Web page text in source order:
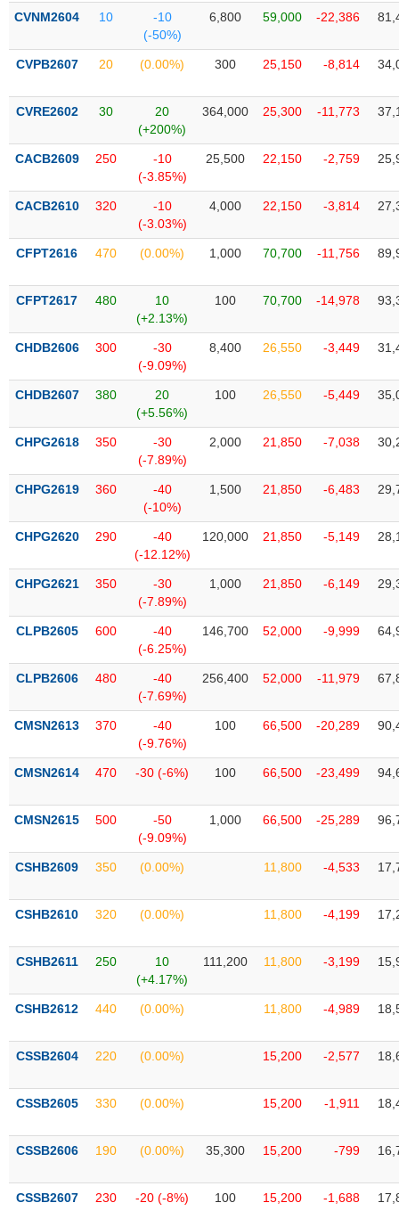
liệu
Tâm
lý
trường
CVNM2604 10
-10
(-50%)
6,800 59,000 -22,386
CVPB2607 20 (0.00%) 300 25,150 -8,814
CVRE2602 30
20
(+200%)
364,000 25,300 -11,773
CACB2609 250
-10
(-3.85%)
25,500 22,150 -2,759
CACB2610 320
-10
(-3.03%)
4,000 22,150 -3,814
CFPT2616 470 (0.00%) 1,000 70,700 -11,756
CFPT2617 480
10
(+2.13%)
100 70,700 -14,978
CHDB2606 300
-30
(-9.09%)
8,400 26,550 -3,449
CHDB2607 380
20
(+5.56%)
100 26,550 -5,449
CHPG2618 350
-30
(-7.89%)
2,000 21,850 -7,038
CHPG2619 360
-40
(-10%)
1,500 21,850 -6,483
CHPG2620 290
-40
(-12.12%)
120,000 21,850 -5,149
CHPG2621 350
-30
(-7.89%)
1,000 21,850 -6,149
CLPB2605 600
-40
(-6.25%)
146,700 52,000 -9,999
CLPB2606 480
-40
(-7.69%)
256,400 52,000 -11,979
CMSN2613 370
-40
(-9.76%)
100 66,500 -20,289
CMSN2614 470 -30 (-6%) 100 66,500 -23,499
CMSN2615 500
-50
(-9.09%)
1,000 66,500 -25,289
CSHB2609 350 (0.00%) 11,800 -4,533
CSHB2610 320 (0.00%) 11,800 -4,199
CSHB2611 250
10
(+4.17%)
111,200 11,800 -3,199
CSHB2612 440 (0.00%) 11,800 -4,989
CSSB2604 220 (0.00%) 15,200 -2,577
CSSB2605 330 (0.00%) 15,200 -1,911
CSSB2606 190 (0.00%) 35,300 15,200 -799
CSSB2607 230 -20 (-8%) 100 15,200 -1,688
TIÊU
KHÔNG
YẾU
TIÊU
DÙNG
YẾU
CHĂM
SÓC
KHỎE
TÀI
CÔNG
THÔNG
VỤ
TRUYỀN
ÍCH
BẤT
ĐỘNG
chứng
khoán
Tất cả Cổ phiếu Chỉ số Chứng chỉ quỹ Chứng